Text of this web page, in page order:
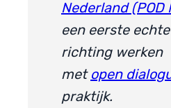
Nederland (POD
een eerste
richting werken
met open
praktijk.